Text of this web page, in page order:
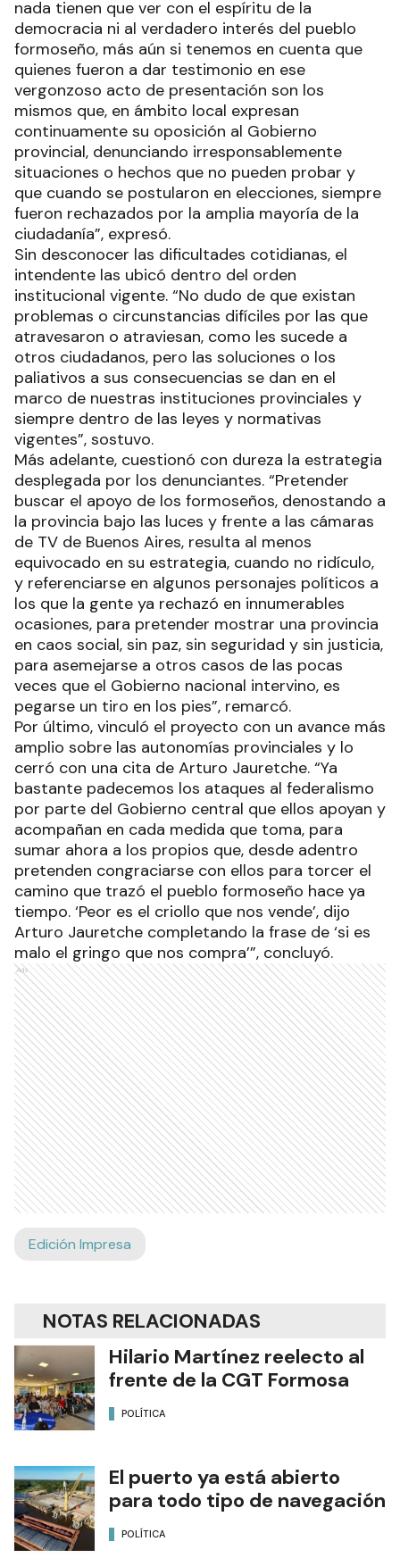
nada tienen que ver con el espíritu de la
democracia ni al verdadero interés del pueblo
formoseño, más aún si tenemos en cuenta que
quienes fueron a dar testimonio en ese
vergonzoso acto de presentación son los
mismos que, en ámbito local expresan
continuamente su oposición al Gobierno
provincial, denunciando irresponsablemente
situaciones o hechos que no pueden probar y
que cuando se postularon en elecciones, siempre
fueron rechazados por la amplia mayoría de la
ciudadanía”, expresó.
Sin desconocer las dificultades cotidianas, el
intendente las ubicó dentro del orden
institucional vigente. “No dudo de que existan
problemas o circunstancias difíciles por las que
atravesaron o atraviesan, como les sucede a
otros ciudadanos, pero las soluciones o los
paliativos a sus consecuencias se dan en el
marco de nuestras instituciones provinciales y
siempre dentro de las leyes y normativas
vigentes”, sostuvo.
Más adelante, cuestionó con dureza la estrategia
desplegada por los denunciantes. “Pretender
buscar el apoyo de los formoseños, denostando a
la provincia bajo las luces y frente a las cámaras
de TV de Buenos Aires, resulta al menos
equivocado en su estrategia, cuando no ridículo,
y referenciarse en algunos personajes políticos a
los que la gente ya rechazó en innumerables
ocasiones, para pretender mostrar una provincia
en caos social, sin paz, sin seguridad y sin justicia,
para asemejarse a otros casos de las pocas
veces que el Gobierno nacional intervino, es
pegarse un tiro en los pies”, remarcó.
Por último, vinculó el proyecto con un avance más
amplio sobre las autonomías provinciales y lo
cerró con una cita de Arturo Jauretche. “Ya
bastante padecemos los ataques al federalismo
por parte del Gobierno central que ellos apoyan y
acompañan en cada medida que toma, para
sumar ahora a los propios que, desde adentro
pretenden congraciarse con ellos para torcer el
camino que trazó el pueblo formoseño hace ya
tiempo. ‘Peor es el criollo que nos vende’, dijo
Arturo Jauretche completando la frase de ‘si es
malo el gringo que nos compra’”, concluyó.
Ads
Edición Impresa
NOTAS RELACIONADAS
Hilario Martínez reelecto al
frente de la CGT Formosa
POLÍTICA
El puerto ya está abierto
para todo tipo de navegación
POLÍTICA